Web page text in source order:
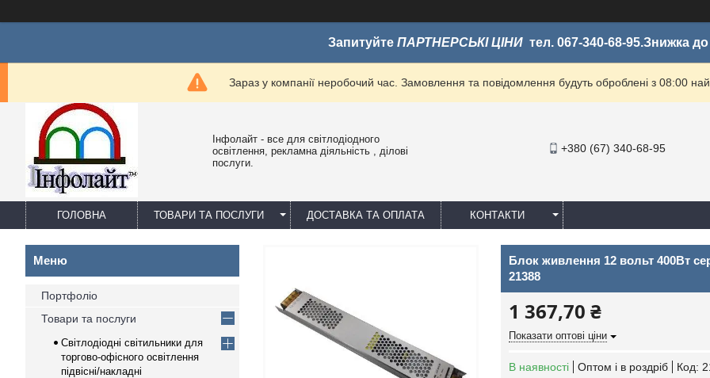
Запитуйте ПАРТНЕРСЬКІ ЦІНИ тел. 067-340-68-95.Знижка
Зараз у компанії неробочий час. Замовлення та повідомлення будуть оброблені з 08:00
Інфолайт - все для світлодіодного
освітлення, рекламна діяльність , ділові
послуги.
+380 (67) 340-68-95
ГОЛОВНА ТОВАРИ ТА ПОСЛУГИ ДОСТАВКА ТА ОПЛАТА КОНТАКТИ
Блок живлення 12 вольт 400Вт
21388
1 367,70 ₴
Показати оптові ціни
В наявності Оптом і в роздріб Код:
Портфоліо
Товари та послуги
Світлодіодні світильники для
торгово-офісного освітлення
підвісні/накладні